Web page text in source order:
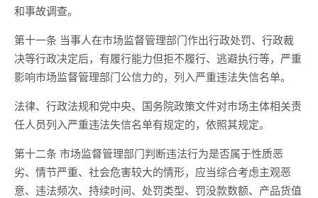
和事故调查。
第十一条 当事人在市场监督管理部门作出行政处罚、行政裁
决等行政决定后，有履行能力但拒不履行、逃避执行等，严重
影响市场监督管理部门公信力的，列入严重违法失信名单。
法律、行政法规和党中央、国务院政策文件对市场主体相关责
任人员列入严重违法失信名单有规定的，依照其规定。
第十二条 市场监督管理部门判断违法行为是否属于性质恶
劣、情节严重、社会危害较大的情形，应当综合考虑主观恶
意、违法频次、持续时间、处罚类型、罚没款数额、产品货值